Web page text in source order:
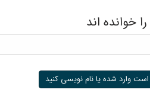
خوانده اند
است وارد شده یا نام نویسی کنید